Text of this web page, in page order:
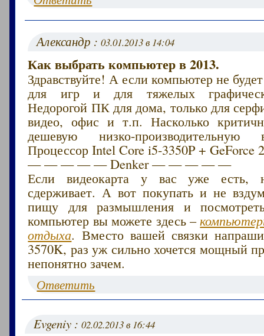
Александр :03.01.2013 в 14:04
Как выбрать компьютер в 2013.
Здравствуйте! А если компьютер не
для игр и для тяжелых
Недорогой ПК для дома, только для
видео, офис и т.п. Насколько
дешевую низко-производительную
Процессор Intel Core i5-3350P + GeForce
— — — — — Denker — — — — —
Если видеокарта у вас уже есть,
сдерживает. А вот покупать и не
пищу для размышления и
компьютер вы можете здесь –
отдыха. Вместо вашей связки
3570K, раз уж сильно хочется мощный
непонятно зачем.
Ответить
Evgeniy :02.02.2013 в 16:44